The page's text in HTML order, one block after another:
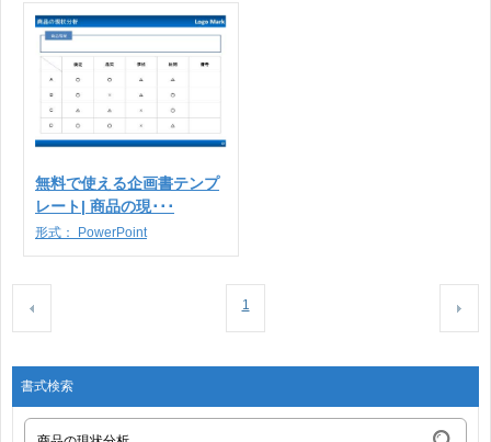
無料で使える企画書テンプ
レート| 商品の現･･･
形式： PowerPoint
1
書式検索